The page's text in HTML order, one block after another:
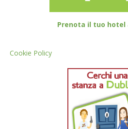
Prenota il tuo hotel
Cookie Policy